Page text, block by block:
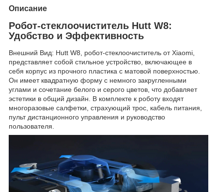
Описание
Робот-стеклоочиститель Hutt W8:
Удобство и Эффективность
Внешний Вид: Hutt W8, робот-стеклоочиститель от Xiaomi,
представляет собой стильное устройство, включающее в
себя корпус из прочного пластика с матовой поверхностью.
Он имеет квадратную форму с немного закругленными
углами и сочетание белого и серого цветов, что добавляет
эстетики в общий дизайн. В комплекте к роботу входят
многоразовые салфетки, страхующий трос, кабель питания,
пульт дистанционного управления и руководство
пользователя.